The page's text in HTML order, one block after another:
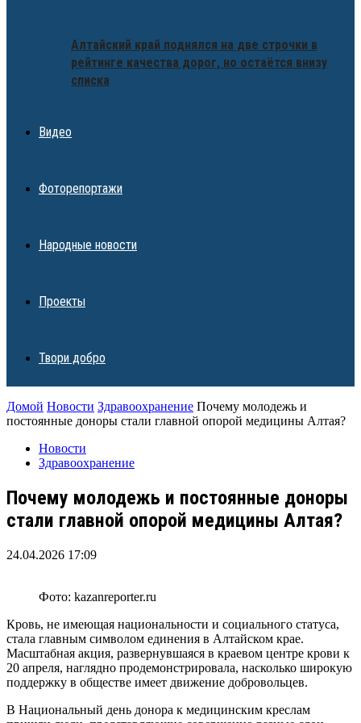
Алтайский край поднялся на две строчки в
рейтинге качества дорог, но остаётся внизу
списка
Видео
Фоторепортажи
Народные новости
Проекты
Твори добро
Домой Новости Здравоохранение Почему молодежь и
постоянные доноры стали главной опорой медицины Алтая?
Новости
Здравоохранение
Почему молодежь и постоянные доноры
стали главной опорой медицины Алтая?
24.04.2026 17:09
Фото: kazanreporter.ru
Кровь, не имеющая национальности и социального статуса,
стала главным символом единения в Алтайском крае.
Масштабная акция, развернувшаяся в краевом центре крови к
20 апреля, наглядно продемонстрировала, насколько широкую
поддержку в обществе имеет движение добровольцев.
В Национальный день донора к медицинским креслам